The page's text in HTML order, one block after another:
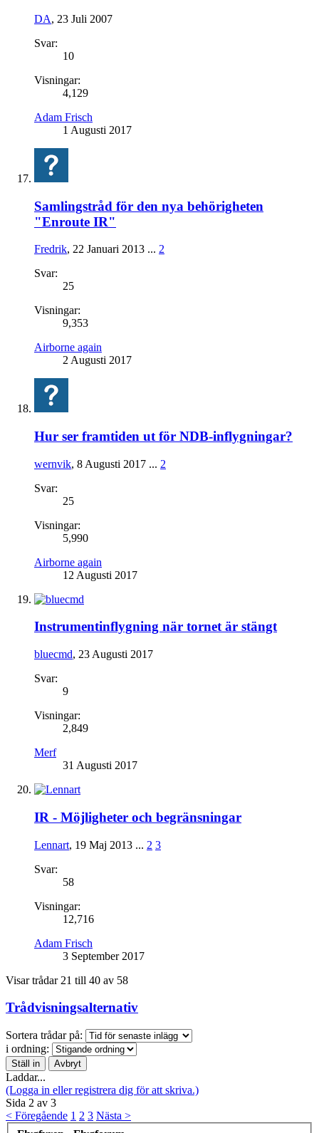
DA, 23 Juli 2007
Svar:
10
Visningar:
4,129
Adam Frisch
1 Augusti 2017
Samlingstråd för den nya behörigheten
"Enroute IR"
Fredrik, 22 Januari 2013 ... 2
Svar:
25
Visningar:
9,353
Airborne again
2 Augusti 2017
Hur ser framtiden ut för NDB-inflygningar?
wernvik, 8 Augusti 2017 ... 2
Svar:
25
Visningar:
5,990
Airborne again
12 Augusti 2017
Instrumentinflygning när tornet är stängt
bluecmd, 23 Augusti 2017
Svar:
9
Visningar:
2,849
Merf
31 Augusti 2017
IR - Möjligheter och begränsningar
Lennart, 19 Maj 2013 ... 2 3
Svar:
58
Visningar:
12,716
Adam Frisch
3 September 2017
Visar trådar 21 till 40 av 58
Trådvisningsalternativ
Sortera trådar på:
i ordning:
Laddar...
(Logga in eller registrera dig för att skriva.)
Sida 2 av 3
< Föregående 1 2 3 Nästa >